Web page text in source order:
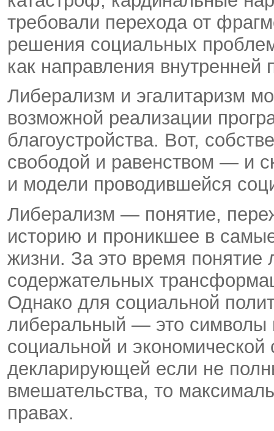
требовали перехода от
решения социальных
как направления внутренней
Либерализм и эгалитаризм
возможной реализации
благоустройства. Вот,
свободой и равенством — и
и модели проводившейся
Либерализм — понятие,
историю и проникшее в
жизни. За это время
содержательных
Однако для социальной
либеральный — это символы
социальной и
декларирующей если не
вмешательства, то
правах.